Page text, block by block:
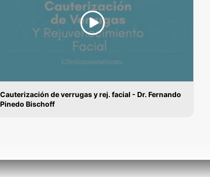
Cauterización de verrugas y rej. facial - Dr. Fernando
Pinedo Bischoff